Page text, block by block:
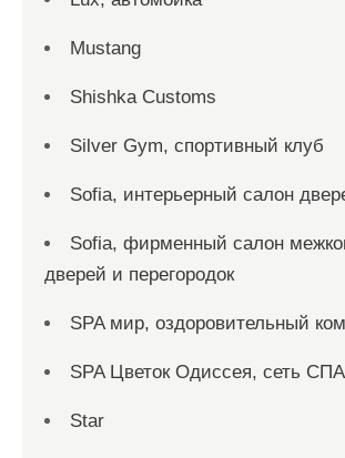
Mustang
Shishka Customs
Silver Gym, спортивный клуб
Sofia, интерьерный салон
Sofia, фирменный салон
дверей и перегородок
SPA мир, оздоровительный
SPA Цветок Одиссея, сеть
Star